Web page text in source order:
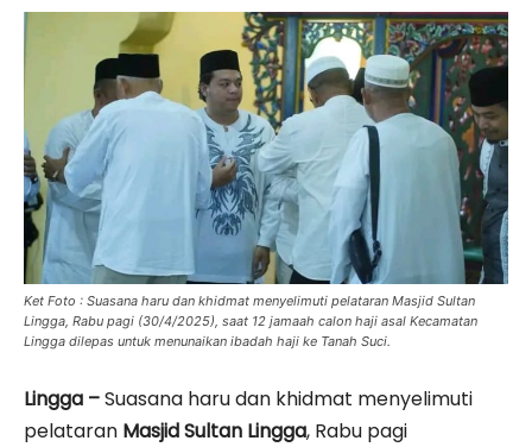
Ket Foto : Suasana haru dan khidmat menyelimuti pelataran Masjid Sultan
Lingga, Rabu pagi (30/4/2025), saat 12 jamaah calon haji asal Kecamatan
Lingga dilepas untuk menunaikan ibadah haji ke Tanah Suci.
Lingga –Suasana haru dan khidmat menyelimuti
pelataran Masjid Sultan Lingga, Rabu pagi